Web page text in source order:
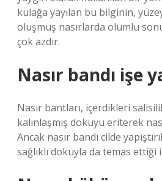
kulağa yayılan bu bilginin,
oluşmuş nasırlarda olumlu
çok azdır.
Nasır bandı işe
Nasır bantları, içerdikleri
kalınlaşmış dokuyu eriterek
Ancak nasır bandı cilde
sağlıklı dokuyla da temas ettiği